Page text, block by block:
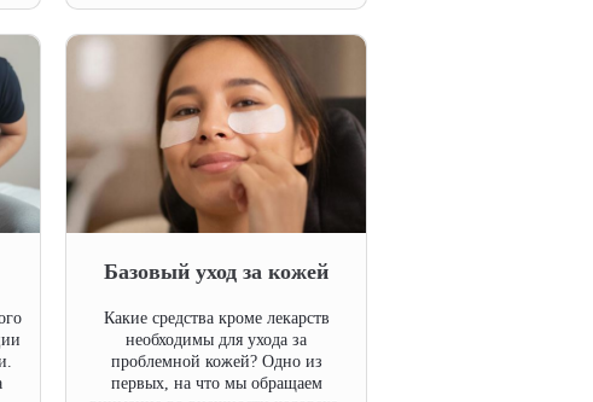
Базовый уход за кожей
Какие средства кроме лекарств
необходимы для ухода за
проблемной кожей? Одно из
первых, на что мы обращаем